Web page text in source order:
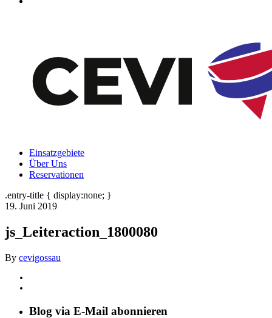
Einsatzgebiete
Über Uns
Reservationen
.entry-title { display:none; }
19. Juni 2019
js_Leiteraction_1800080
By cevigossau
Blog via E-Mail abonnieren